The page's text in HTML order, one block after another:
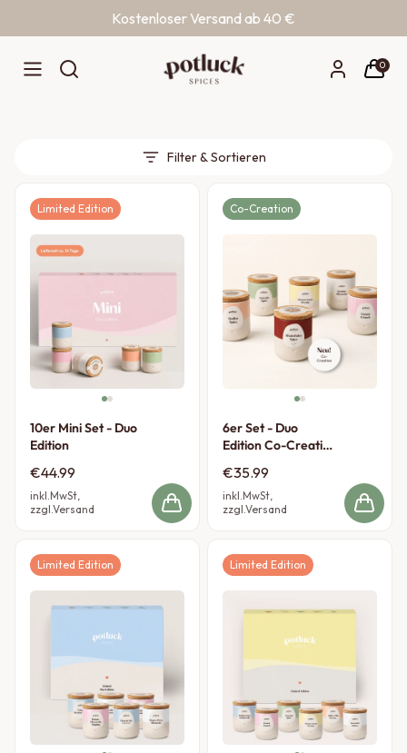
Kostenloser Versand ab 40 €
0
Entdecke unsere Gewürzhighlights im
Home Online Exklusive
Filter & Sortieren
Limited Edition
10er Mini Set - Duo
Edition
€44.99
inkl.MwSt,
zzgl.Versand
Co-Creation
6er Set - Duo
Edition Co-Creation
€35.99
inkl.MwSt,
zzgl.Versand
Limited Edition Limited Edition